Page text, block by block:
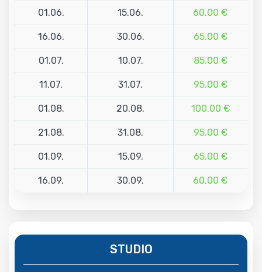
01.06. 15.06. 60.00 €
16.06. 30.06. 65.00 €
01.07. 10.07. 85.00 €
11.07. 31.07. 95.00 €
01.08. 20.08. 100.00 €
21.08. 31.08. 95.00 €
01.09. 15.09. 65.00 €
16.09. 30.09. 60.00 €
STUDIO